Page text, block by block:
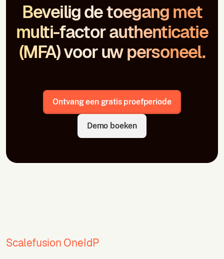
Beveilig de toegang met
multi-factor authenticatie
(MFA) voor uw personeel.
Ontvang een gratis proefperiode
Demo boeken
Scalefusion OneIdP